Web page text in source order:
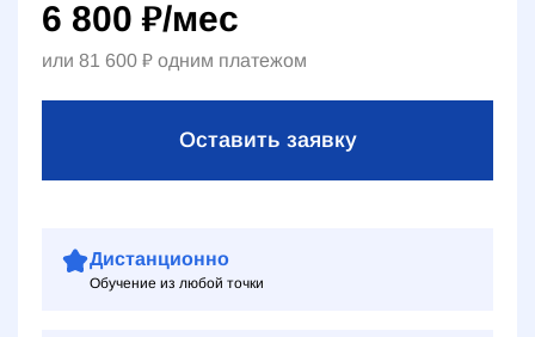
6 800 ₽/мес
или 81 600 ₽ одним платежом
Оставить заявку
Дистанционно
Обучение из любой точки